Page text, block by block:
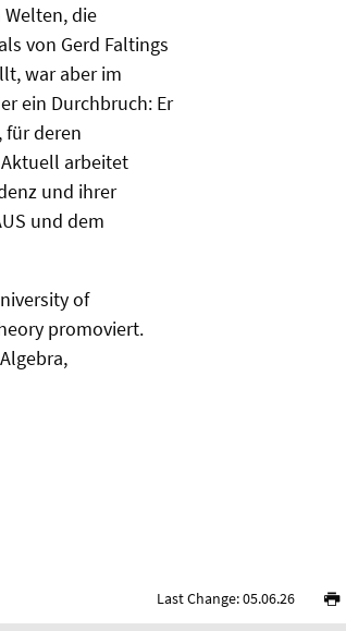
die
von Gerd Faltings
war aber im
ein Durchbruch: Er
für deren
arbeitet
und ihrer
und dem
of
promoviert.
Last Change: 05.06.26